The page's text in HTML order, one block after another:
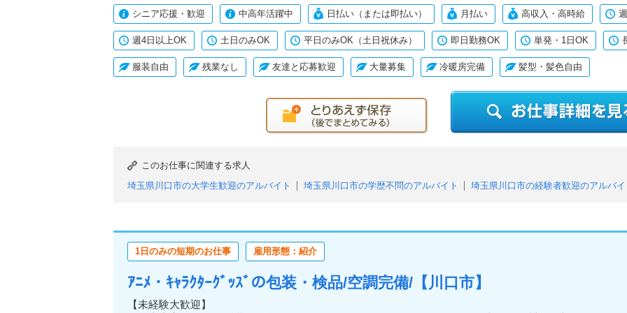
シニア応援・歓迎 中高年活躍中 日払い（または即払い） 月払い 高収入・高時給
週4日以上OK 土日のみOK 平日のみOK（土日祝休み） 即日勤務OK 単発・1日OK
服装自由 残業なし 友達と応募歓迎 大量募集 冷暖房完備 髪型・髪色自由
このお仕事に関連する求人
埼玉県川口市の大学生歓迎のアルバイト
埼玉県川口市の学歴不問のアルバイト
埼玉県川口市の経験者歓迎のアルバ
埼玉県川口市の日払い（または即払い）のアルバイト
埼玉県川口市の月払いのアルバイト
埼玉県川口市の高収入・
埼玉県川口市の週1日からOKのアルバイト
埼玉県川口市の週2、3日からOKのアルバイト
埼玉県川口市の単発・1日OKのアルバイト
埼玉県川口市の長期歓迎のアルバイト
埼玉県川口市の服装自由のアルバイト
1日のみの短期のお仕事 雇用形態：紹介
ｱﾆﾒ・ｷｬﾗｸﾀｰｸﾞｯｽﾞの包装・検品/空調完備/【川口市】
【未経験大歓迎】